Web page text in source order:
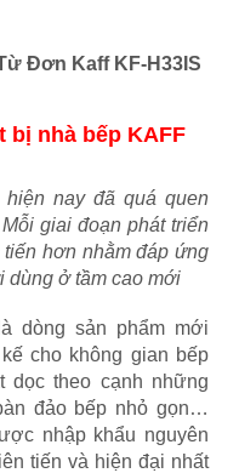
Đơn Kaff KF-H33IS
bị nhà bếp KAFF
nay đã quá quen
giai đoạn phát triển
hơn nhằm đáp ứng
dùng ở tầm cao mới
dòng sản phẩm mới
cho không gian bếp
dọc theo cạnh những
đảo bếp nhỏ gọn…
nhập khẩu nguyên
tiến và hiện đại nhất